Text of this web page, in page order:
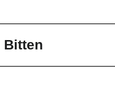
Bitten